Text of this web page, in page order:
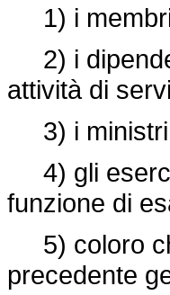
1) i membri
2) i
attività di
3) i ministri
4) gli
funzione di
5) coloro
precedente